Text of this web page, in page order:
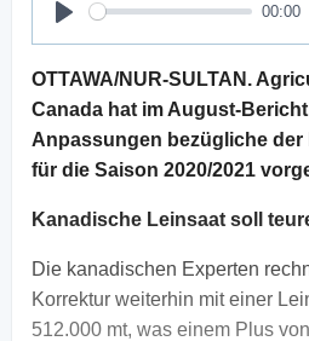
Play
00:00
OTTAWA/NUR-SULTAN.
Canada hat im August-
Anpassungen bezügliche
für die Saison 2020/2021
Kanadische Leinsaat soll
Die kanadischen Experten
Korrektur weiterhin mit einer
512.000 mt, was einem Plus